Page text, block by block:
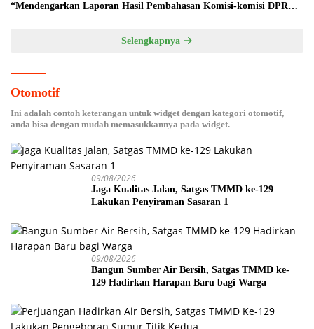
“Mendengarkan Laporan Hasil Pembahasan Komisi-komisi DPRD
Selengkapnya
Otomotif
Ini adalah contoh keterangan untuk widget dengan kategori otomotif,
anda bisa dengan mudah memasukkannya pada widget.
09/08/2026
Jaga Kualitas Jalan, Satgas TMMD ke-129
Lakukan Penyiraman Sasaran 1
09/08/2026
Bangun Sumber Air Bersih, Satgas TMMD ke-
129 Hadirkan Harapan Baru bagi Warga